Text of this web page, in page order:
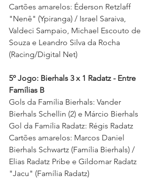
Cartões amarelos: Éderson Retzlaff
"Nenê" (Ypiranga) / Israel Saraiva,
Valdeci Sampaio, Michael Escouto de
Souza e Leandro Silva da Rocha
(Racing/Digital Net)
5º Jogo: Bierhals 3 x 1 Radatz - Entre
Famílias B
Gols da Família Bierhals: Vander
Bierhals Schellin (2) e Márcio Bierhals
Gol da Família Radatz: Régis Radatz
Cartões amarelos: Marcos Daniel
Bierhals Schwartz (Família Bierhals) /
Elias Radatz Pribe e Gildomar Radatz
"Jacu" (Família Radatz)